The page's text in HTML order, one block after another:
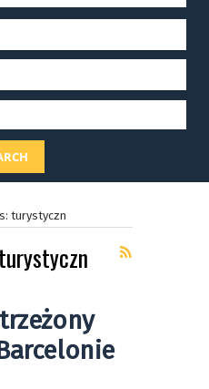
turystyczn
turystyczn